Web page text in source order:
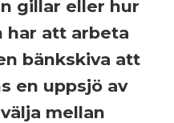
gillar eller hur
har att arbeta
bänkskiva att
en uppsjö av
mellan